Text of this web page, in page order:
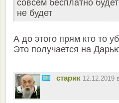
совсем бесплатно
не будет
А до этого прям кто то
Это получается на
старик 12.12.2019